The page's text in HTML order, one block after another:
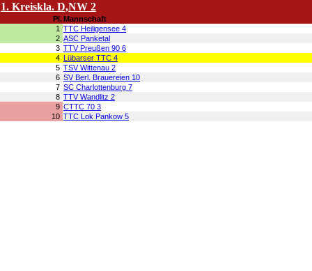
1. Kreiskla. D,NW 2
Pl.Mannschaft
1 TTC Heiligensee 4
2 ASC Panketal
3 TTV Preußen 90 6
4 Lübarser TTC 4
5 TSV Wittenau 2
6 SV Berl. Brauereien 10
7 SC Charlottenburg 7
8 TTV Wandlitz 2
9 CTTC 70 3
10 TTC Lok Pankow 5